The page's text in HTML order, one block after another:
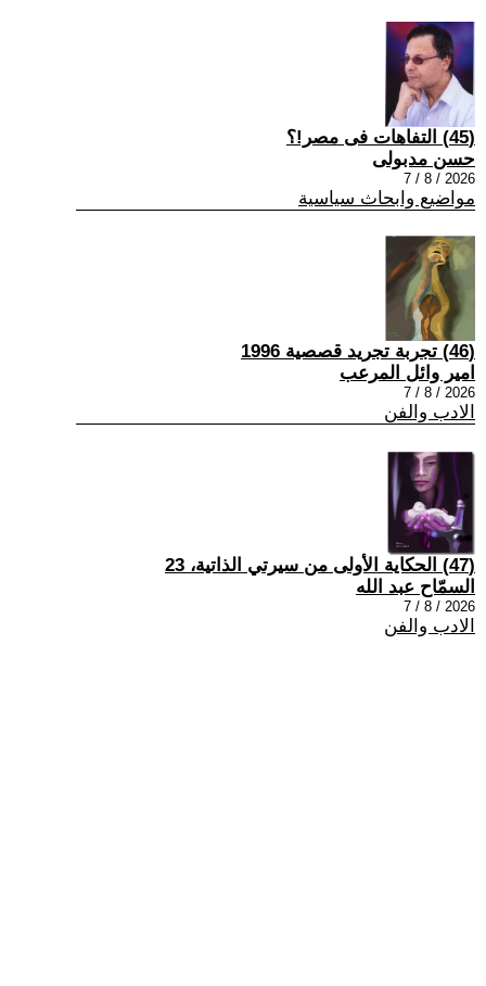
(45) التفاهات فى مصر!؟
حسن مدبولى
2026 / 8 / 7
مواضيع وابحاث سياسية
(46) تجربة تجريد قصصية 1996
امير وائل المرعب
2026 / 8 / 7
الادب والفن
(47) الحكاية الأولى من سيرتي الذاتية، 23
السمّاح عبد الله
2026 / 8 / 7
الادب والفن